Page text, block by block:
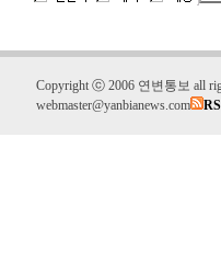
Copyright ⓒ 2006 연변통보 all
webmaster@yanbianews.com